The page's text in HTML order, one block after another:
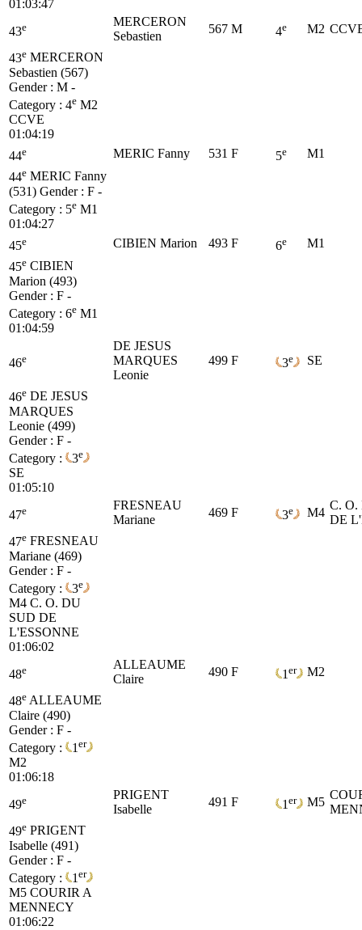
01:03:47
43e
MERCERON
Sebastien
567 M 4e M2
43e MERCERON
Sebastien (567)
Gender : M -
Category : 4e M2
CCVE
01:04:19
44e MERIC Fanny 531 F 5e
M1
44e MERIC Fanny
(531) Gender : F -
Category : 5e M1
01:04:27
45e CIBIEN Marion 493 F 6e
M1
45e CIBIEN
Marion (493)
Gender : F -
Category : 6e M1
01:04:59
46e
DE JESUS
MARQUES
Leonie
499 F 3e SE
46e DE JESUS
MARQUES
Leonie (499)
Gender : F -
Category :
3e
SE
01:05:10
47e
FRESNEAU
Mariane
469 F 3e M4
C. O.
DE
47e FRESNEAU
Mariane (469)
Gender : F -
Category :
3e
M4 C. O. DU
SUD DE
L'ESSONNE
01:06:02
48e
ALLEAUME
Claire
490 F 1 er M2
48e ALLEAUME
Claire (490)
Gender : F -
Category :
1 er
M2
01:06:18
49e
PRIGENT
Isabelle
491 F 1 er M5
49e PRIGENT
Isabelle (491)
Gender : F -
Category :
1 er
M5 COURIR A
MENNECY
01:06:22